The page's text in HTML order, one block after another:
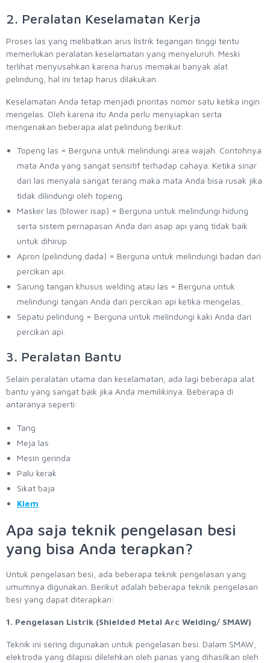
2. Peralatan Keselamatan Kerja
Proses las yang melibatkan arus listrik tegangan tinggi tentu
memerlukan peralatan keselamatan yang menyeluruh. Meski
terlihat menyusahkan karena harus memakai banyak alat
pelindung, hal ini tetap harus dilakukan.
Keselamatan Anda tetap menjadi prioritas nomor satu ketika ingin
mengelas. Oleh karena itu Anda perlu menyiapkan serta
mengenakan beberapa alat pelindung berikut:
Topeng las = Berguna untuk melindungi area wajah. Contohnya
mata Anda yang sangat sensitif terhadap cahaya. Ketika sinar
dari las menyala sangat terang maka mata Anda bisa rusak jika
tidak dilindungi oleh topeng.
Masker las (blower isap) = Berguna untuk melindungi hidung
serta sistem pernapasan Anda dari asap api yang tidak baik
untuk dihirup.
Apron (pelindung dada) = Berguna untuk melindungi badan dari
percikan api.
Sarung tangan khusus welding atau las = Berguna untuk
melindungi tangan Anda dari percikan api ketika mengelas.
Sepatu pelindung = Berguna untuk melindungi kaki Anda dari
percikan api.
3. Peralatan Bantu
Selain peralatan utama dan keselamatan, ada lagi beberapa alat
bantu yang sangat baik jika Anda memilikinya. Beberapa di
antaranya seperti:
Tang
Meja las
Mesin gerinda
Palu kerak
Sikat baja
Klem
Apa saja teknik pengelasan besi
yang bisa Anda terapkan?
Untuk pengelasan besi, ada beberapa teknik pengelasan yang
umumnya digunakan. Berikut adalah beberapa teknik pengelasan
besi yang dapat diterapkan:
1. Pengelasan Listrik (Shielded Metal Arc Welding/ SMAW)
Teknik ini sering digunakan untuk pengelasan besi. Dalam SMAW,
elektroda yang dilapisi dilelehkan oleh panas yang dihasilkan oleh